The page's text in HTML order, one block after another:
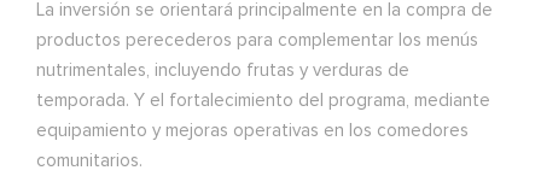
La inversión se orientará principalmente en la compra de
productos perecederos para complementar los menús
nutrimentales, incluyendo frutas y verduras de
temporada. Y el fortalecimiento del programa, mediante
equipamiento y mejoras operativas en los comedores
comunitarios.